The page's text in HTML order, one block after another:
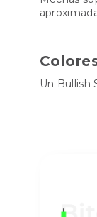
Un Bullish